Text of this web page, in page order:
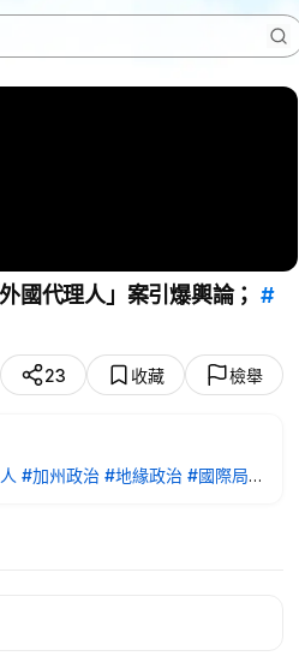
國代理人」案引爆輿論； #
23 收藏 檢舉
#加州政治 #地緣政治 #國際局勢